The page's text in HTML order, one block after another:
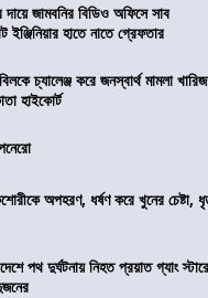
দায়ে জামবনির বিডিও অফিসে সাব
ইঞ্জিনিয়ার হাতে নাতে গ্রেফতার
চ্যালেঞ্জ করে জনস্বার্থ মামলা খারিজ
হাইকোর্ট
অপহরণ, ধর্ষণ করে খুনের চেষ্টা,
পথ দুর্ঘটনায় নিহত প্রয়াত গ্যাং